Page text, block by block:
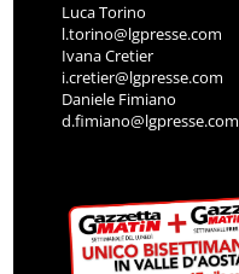
Luca Torino
l.torino@lgpresse.com
Ivana Cretier
i.cretier@lgpresse.com
Daniele Fimiano
d.fimiano@lgpresse.com